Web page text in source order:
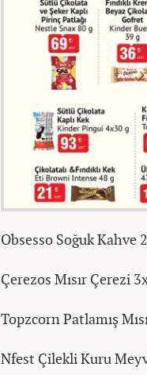
Obsesso Soğuk Kahve
Çerezos Mısır Çerezi
Topzcorn Patlamış
Nfest Çilekli Kuru